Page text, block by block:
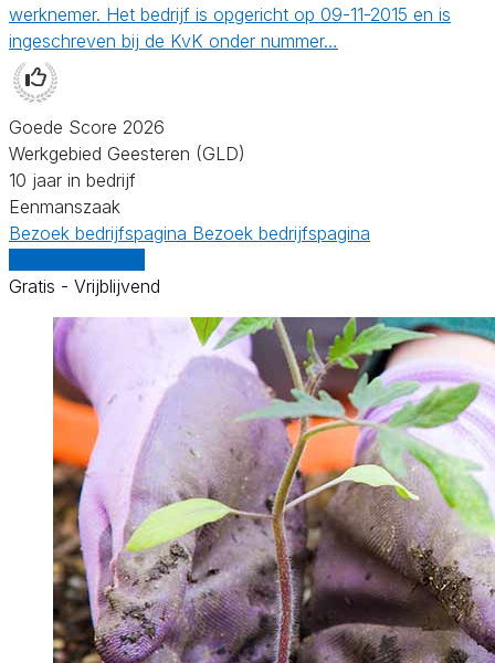
werknemer. Het bedrijf is opgericht op 09-11-2015 en is
ingeschreven bij de KvK onder nummer…
Goede Score 2026
Werkgebied Geesteren (GLD)
10 jaar in bedrijf
Eenmanszaak
Bezoek bedrijfspagina Bezoek bedrijfspagina
Gratis - Vrijblijvend